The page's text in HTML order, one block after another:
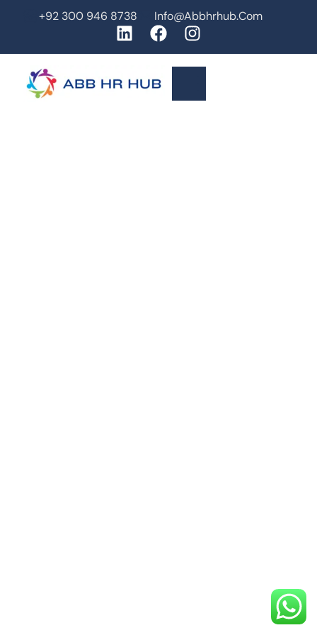
+92 300 946 8738 Info@abbhrhub.com